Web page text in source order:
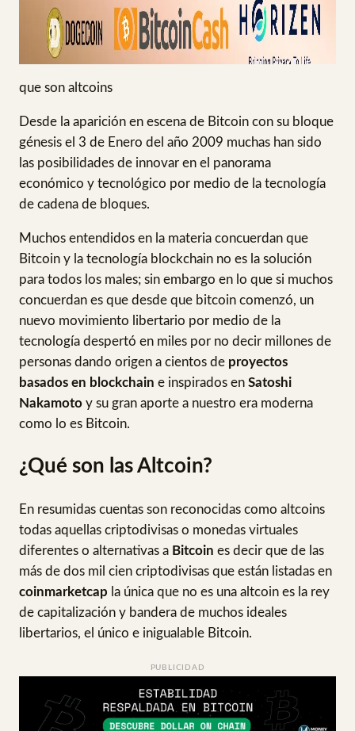
que son altcoins
Desde la aparición en escena de Bitcoin con su bloque
génesis el 3 de Enero del año 2009 muchas han sido
las posibilidades de innovar en el panorama
económico y tecnológico por medio de la tecnología
de cadena de bloques.
Muchos entendidos en la materia concuerdan que
Bitcoin y la tecnología blockchain no es la solución
para todos los males; sin embargo en lo que si muchos
concuerdan es que desde que bitcoin comenzó, un
nuevo movimiento libertario por medio de la
tecnología despertó en miles por no decir millones de
personas dando origen a cientos de proyectos
basados en blockchain e inspirados en Satoshi
Nakamoto y su gran aporte a nuestro era moderna
como lo es Bitcoin.
¿Qué son las Altcoin?
En resumidas cuentas son reconocidas como altcoins
todas aquellas criptodivisas o monedas virtuales
diferentes o alternativas a Bitcoin es decir que de las
más de dos mil cien criptodivisas que están listadas en
coinmarketcap la única que no es una altcoin es la rey
de capitalización y bandera de muchos ideales
libertarios, el único e inigualable Bitcoin.
PUBLICIDAD